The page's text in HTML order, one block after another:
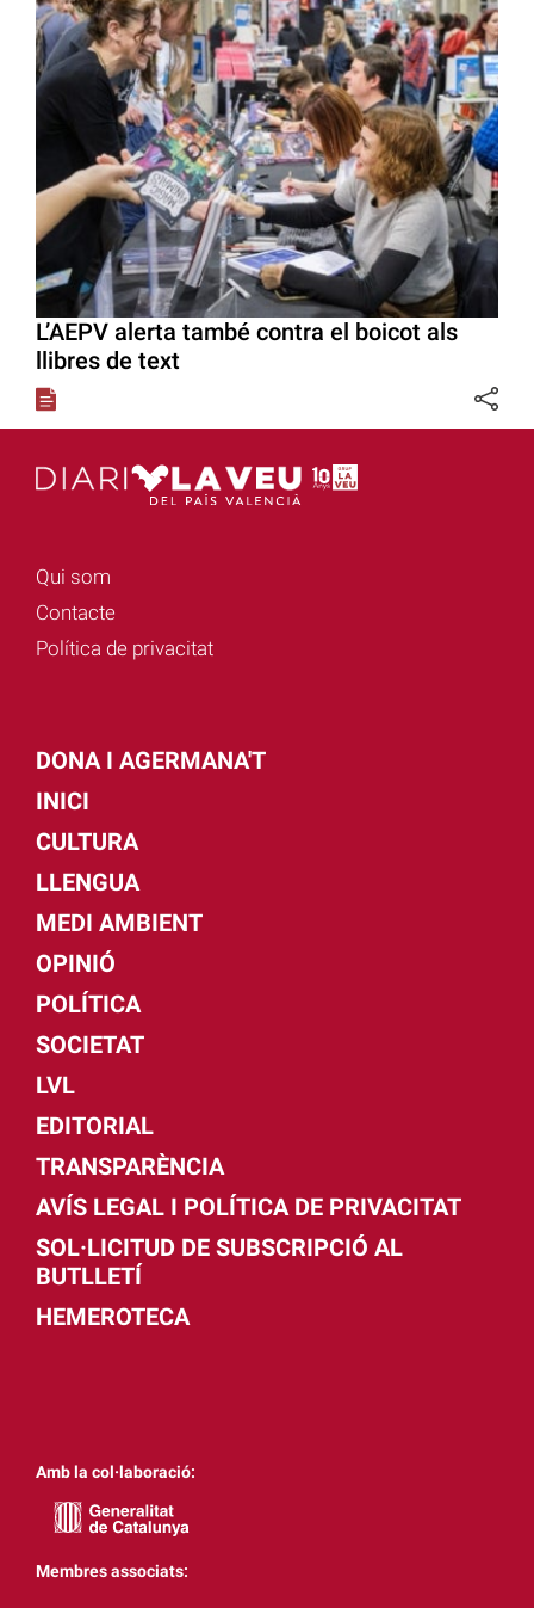
L’AEPV alerta també contra el boicot als
llibres de text
Qui som
Contacte
Política de privacitat
DONA I AGERMANA'T
INICI
CULTURA
LLENGUA
MEDI AMBIENT
OPINIÓ
POLÍTICA
SOCIETAT
LVL
EDITORIAL
TRANSPARÈNCIA
AVÍS LEGAL I POLÍTICA DE PRIVACITAT
SOL·LICITUD DE SUBSCRIPCIÓ AL
BUTLLETÍ
HEMEROTECA
Amb la col·laboració:
Membres associats: